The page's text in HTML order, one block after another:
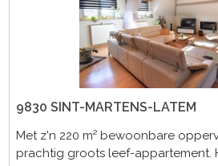
9830 SINT-MARTENS-LATEM
Met z'n 220 m² bewoonbare
prachtig groots leef-appartement.